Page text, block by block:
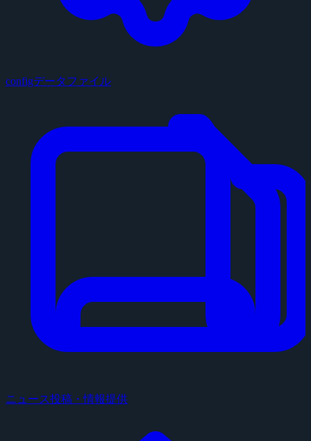
configデータファイル
ニュース投稿・情報提供